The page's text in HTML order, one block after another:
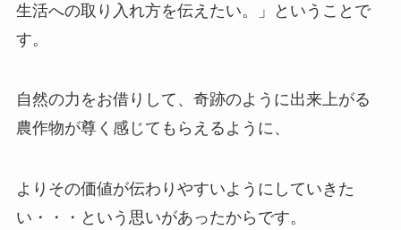
生活への取り入れ方を伝えたい。」ということで
す。
自然の力をお借りして、奇跡のように出来上がる
農作物が尊く感じてもらえるように、
よりその価値が伝わりやすいようにしていきた
い・・・という思いがあったからです。